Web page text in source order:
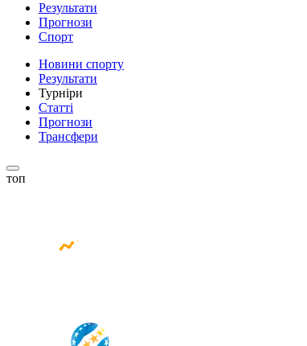
Результати
Прогнози
Спорт
Новини спорту
Результати
Турніри
Статті
Прогнози
Трансфери
топ